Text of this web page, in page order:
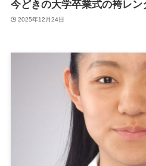
今どきの大学卒業式の袴レン
2025年12月24日